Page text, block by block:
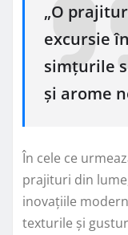
„O
excursie
simțurile
și arome
În cele ce
prajituri din
inovațiile
texturile și